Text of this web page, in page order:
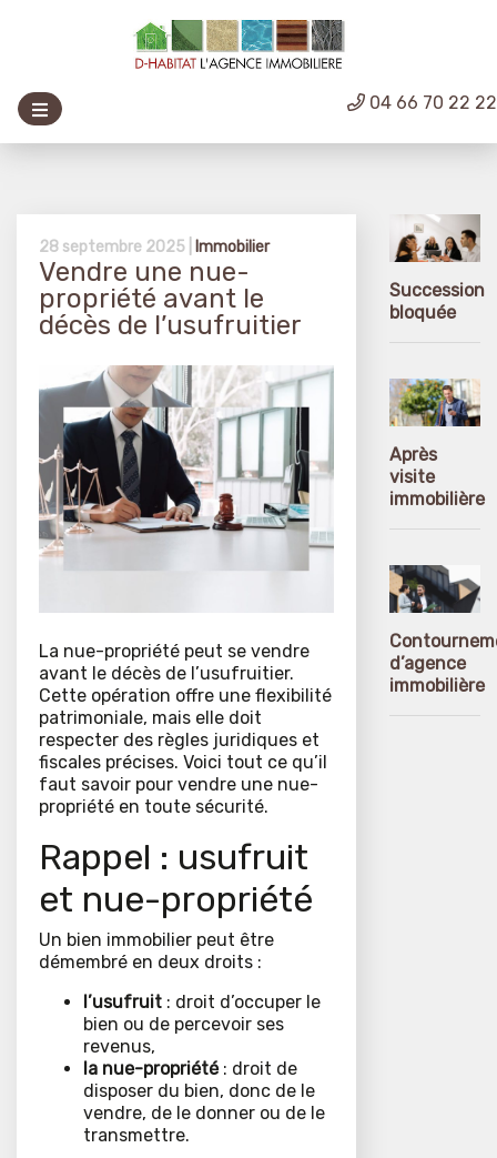
04 66 70 22 22
28 septembre 2025 | Immobilier
Vendre une nue-
propriété avant le
décès de l’usufruitier
La nue-propriété peut se vendre
avant le décès de l’usufruitier.
Cette opération offre une flexibilité
patrimoniale, mais elle doit
respecter des règles juridiques et
fiscales précises. Voici tout ce qu’il
faut savoir pour vendre une nue-
propriété en toute sécurité.
Rappel : usufruit
et nue-propriété
Un bien immobilier peut être
démembré en deux droits :
l’usufruit : droit d’occuper le
bien ou de percevoir ses
revenus,
la nue-propriété: droit de
disposer du bien, donc de le
vendre, de le donner ou de le
transmettre.
Succession
bloquée
Après
visite
immobilière
d’agence
immobilière